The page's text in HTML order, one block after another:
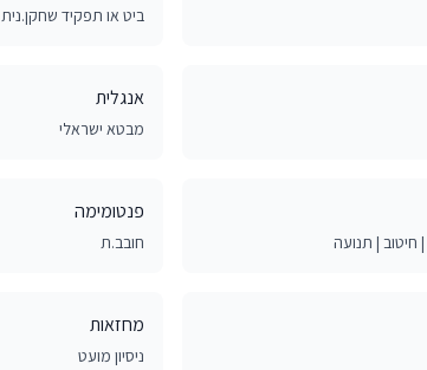
ביט או תפקיד שחקן.נית
אנגלית
מבטא ישראלי
| חיטוב | תנועה
פנטומימה
חובב.ת
מחזאות
ניסיון מועט